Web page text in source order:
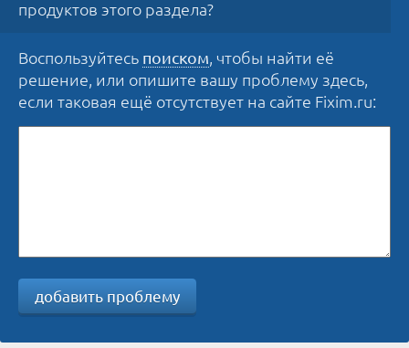
продуктов этого раздела?
Воспользуйтесь поиском, чтобы найти её
решение, или опишите вашу проблему здесь,
если таковая ещё отсутствует на сайте Fixim.ru:
добавить проблему